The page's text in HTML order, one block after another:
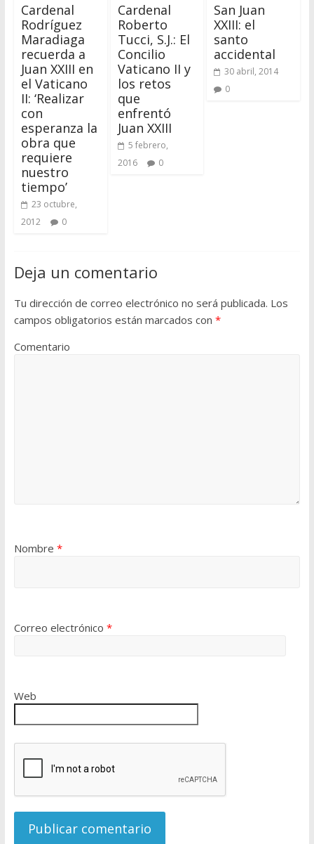
Cardenal
Rodríguez
Maradiaga
recuerda a
Juan XXIII en
el Vaticano
II: ‘Realizar
con
esperanza la
obra que
requiere
nuestro
tiempo’
23 octubre,
2012
0
Cardenal
Roberto
Tucci, S.J.: El
Concilio
Vaticano II y
los retos
que
enfrentó
Juan XXIII
5 febrero,
2016
0
San Juan
XXIII: el
santo
accidental
30 abril, 2014
0
Deja un comentario
Tu dirección de correo electrónico no será publicada. Los
campos obligatorios están marcados con *
Comentario
Nombre *
Correo electrónico *
Web